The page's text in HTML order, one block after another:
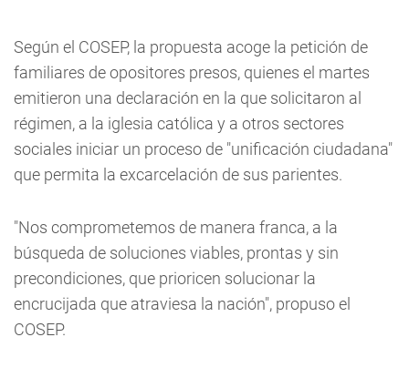
Según el COSEP, la propuesta acoge la petición de
familiares de opositores presos, quienes el martes
emitieron una declaración en la que solicitaron al
régimen, a la iglesia católica y a otros sectores
sociales iniciar un proceso de "unificación ciudadana"
que permita la excarcelación de sus parientes.
"Nos comprometemos de manera franca, a la
búsqueda de soluciones viables, prontas y sin
precondiciones, que prioricen solucionar la
encrucijada que atraviesa la nación", propuso el
COSEP.